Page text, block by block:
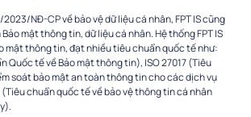
NĐ-CP về bảo vệ dữ liệu cá nhân, FPT IS cũng
mật thông tin, dữ liệu cá nhân. Hệ thống FPT IS
mật thông tin, đạt nhiều tiêu chuẩn quốc tế như:
Quốc tế về Bảo mật thông tin), ISO 27017 (Tiêu
soát bảo mật an toàn thông tin cho các dịch vụ
(Tiêu chuẩn quốc tế về bảo vệ thông tin cá nhân